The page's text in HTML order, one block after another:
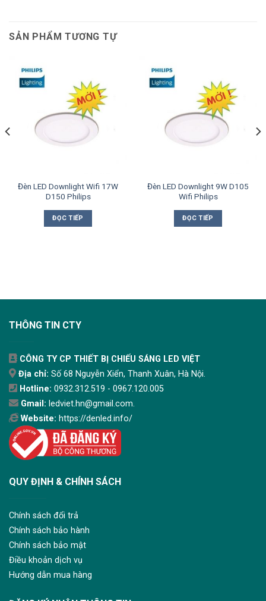
SẢN PHẨM TƯƠNG TỰ
Đèn LED Downlight Wifi 17W
D150 Philips
ĐỌC TIẾP
Đèn LED Downlight 9W D105
Wifi Philips
ĐỌC TIẾP
THÔNG TIN CTY
CÔNG TY CP THIẾT BỊ CHIẾU SÁNG LED VIỆT
Địa chỉ: Số 68 Nguyễn Xiển, Thanh Xuân, Hà Nội.
Hotline: 0932.312.519 - 0967.120.005
Gmail: ledviet.hn@gmail.com.
Website: https://denled.info/
QUY ĐỊNH & CHÍNH SÁCH
Chính sách đổi trả
Chính sách bảo hành
Chính sách bảo mật
Điều khoản dịch vụ
Hướng dẫn mua hàng